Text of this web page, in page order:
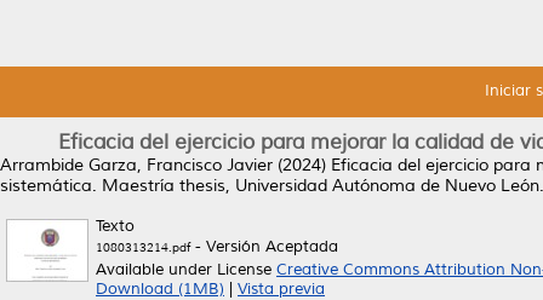
Iniciar
Eficacia del ejercicio para mejorar la calidad de
Arrambide Garza, Francisco Javier (2024) Eficacia del ejercicio para
sistemática. Maestría thesis, Universidad Autónoma de Nuevo León.
Texto
1080313214.pdf- Versión Aceptada
Available under License Creative Commons Attribution
Download (1MB)
Vista previa